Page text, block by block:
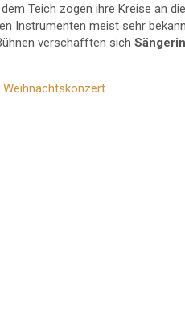
Teich zogen ihre Kreise an
Instrumenten meist sehr
verschafften sich